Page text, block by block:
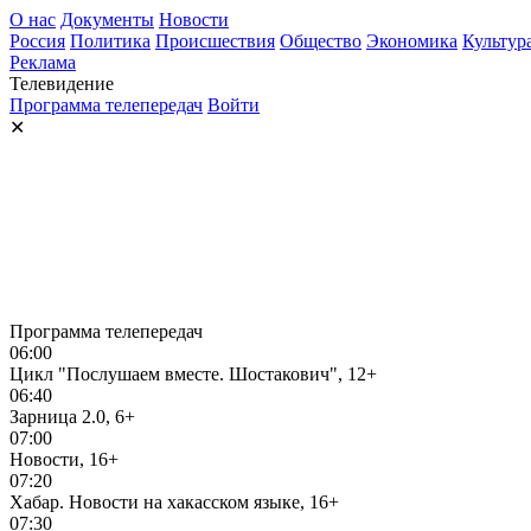
О нас Документы Новости
Россия Политика Происшествия Общество Экономика
Реклама
Телевидение
Программа телепередач Войти
✕
Программа телепередач
06:00
Цикл "Послушаем вместе. Шостакович", 12+
06:40
Зарница 2.0, 6+
07:00
Новости, 16+
07:20
Хабар. Новости на хакасском языке, 16+
07:30